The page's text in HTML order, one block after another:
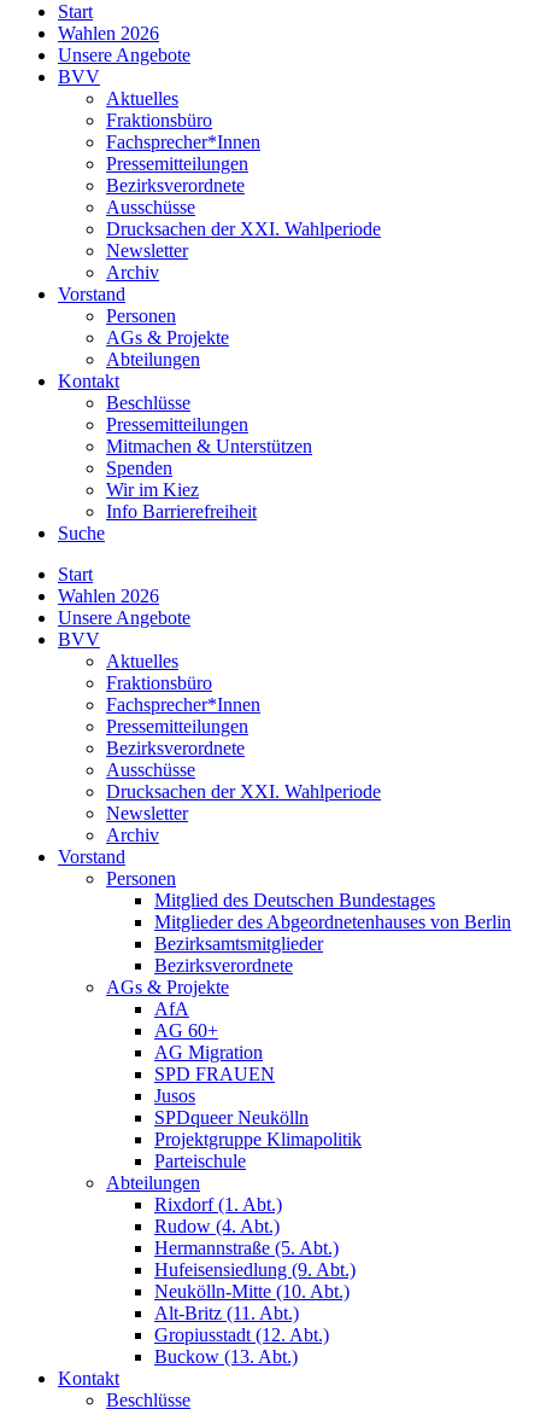
Neukölln
Start
Wahlen 2026
Unsere Angebote
BVV
Aktuelles
Fraktionsbüro
Fachsprecher*Innen
Pressemitteilungen
Bezirksverordnete
Ausschüsse
Drucksachen der XXI. Wahlperiode
Newsletter
Archiv
Vorstand
Personen
AGs & Projekte
Abteilungen
Kontakt
Beschlüsse
Pressemitteilungen
Mitmachen & Unterstützen
Spenden
Wir im Kiez
Info Barrierefreiheit
Suche
Start
Wahlen 2026
Unsere Angebote
BVV
Aktuelles
Fraktionsbüro
Fachsprecher*Innen
Pressemitteilungen
Bezirksverordnete
Ausschüsse
Drucksachen der XXI. Wahlperiode
Newsletter
Archiv
Vorstand
Personen
Mitglied des Deutschen Bundestages
Mitglieder des Abgeordnetenhauses von Berlin
Bezirksamtsmitglieder
Bezirksverordnete
AGs & Projekte
AfA
AG 60+
AG Migration
SPD FRAUEN
Jusos
SPDqueer Neukölln
Projektgruppe Klimapolitik
Parteischule
Abteilungen
Rixdorf (1. Abt.)
Rudow (4. Abt.)
Hermannstraße (5. Abt.)
Hufeisensiedlung (9. Abt.)
Neukölln-Mitte (10. Abt.)
Alt-Britz (11. Abt.)
Gropiusstadt (12. Abt.)
Buckow (13. Abt.)
Kontakt
Beschlüsse